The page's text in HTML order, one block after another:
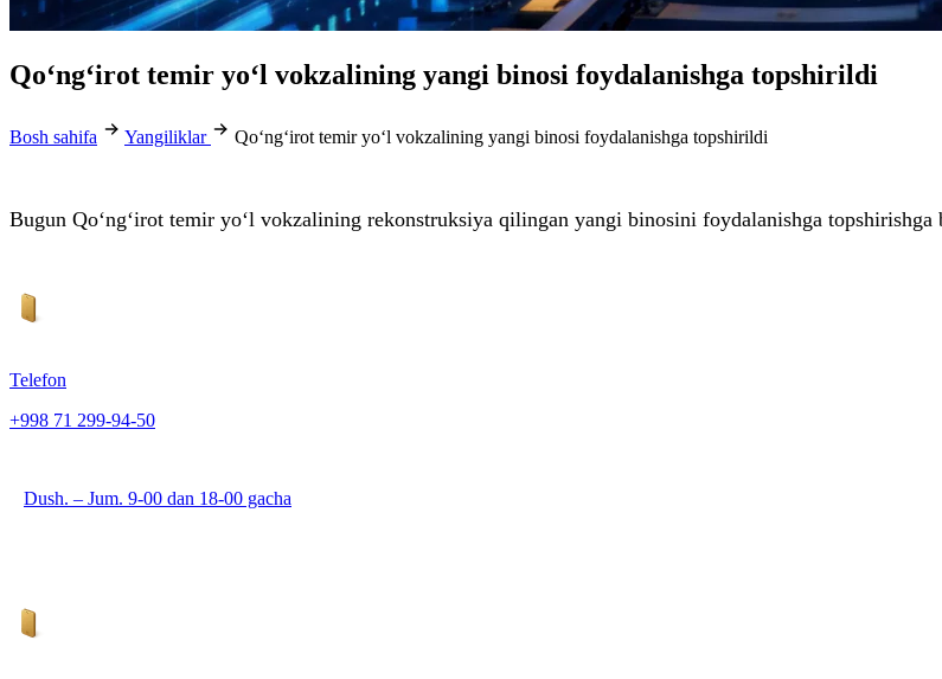
Qo‘ng‘irot temir yo‘l vokzalining yangi binosi foydalanishga topshirildi
Bosh sahifa Yangiliklar Qo‘ng‘irot temir yo‘l vokzalining yangi binosi foydalanishga topshirildi
Bugun Qo‘ng‘irot temir yo‘l vokzalining rekonstruksiya qilingan yangi binosini foydalanishga topshirishga
Telefon
+998 71 299-94-50
Dush. – Jum. 9-00 dan 18-00 gacha